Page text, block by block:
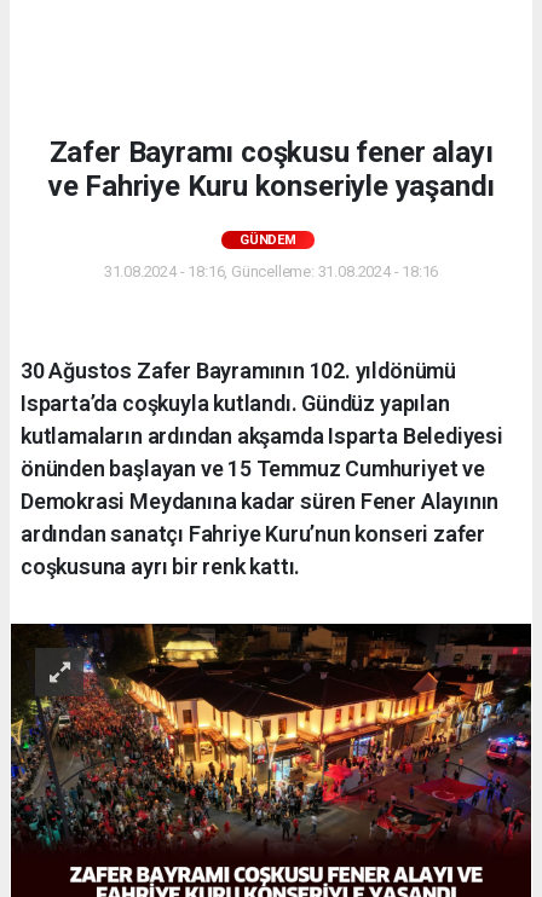
Zafer Bayramı coşkusu fener alayı
ve Fahriye Kuru konseriyle yaşandı
GÜNDEM
31.08.2024 - 18:16, Güncelleme: 31.08.2024 - 18:16
30 Ağustos Zafer Bayramının 102. yıldönümü
Isparta’da coşkuyla kutlandı. Gündüz yapılan
kutlamaların ardından akşamda Isparta Belediyesi
önünden başlayan ve 15 Temmuz Cumhuriyet ve
Demokrasi Meydanına kadar süren Fener Alayının
ardından sanatçı Fahriye Kuru’nun konseri zafer
coşkusuna ayrı bir renk kattı.